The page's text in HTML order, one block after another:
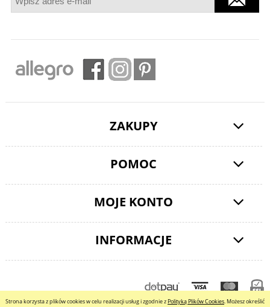
Strona korzysta z plików cookies w celu realizacji usług i zgodnie zPolityką Plików Cookies. Możesz określić
ZAKUPY
POMOC
MOJE KONTO
INFORMACJE
pokaż pełną wersję strony